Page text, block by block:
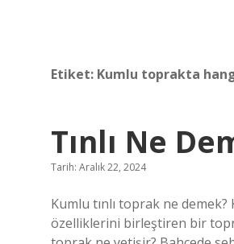
Etiket: Kumlu toprakta
Tınlı Ne
Tarih: Aralık 22, 2024
Kumlu tınlı toprak ne demek?
özelliklerini birleştiren bir